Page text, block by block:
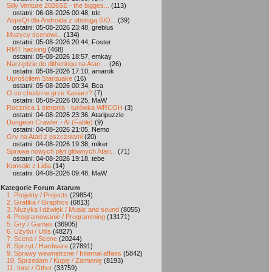
Silly Venture 2026SE - the bigges...
(113)
ostatni: 06-08-2026 00:48, tdc
AspeQt dla Androida z obsługą SIO...
(39)
ostatni: 05-08-2026 23:48, greblus
Muzycy scenowi...
(134)
ostatni: 05-08-2026 20:44, Foster
RMT hacking (468)
ostatni: 05-08-2026 18:57, emkay
Narzędzie do ditheringu na Atari ...
(26)
ostatni: 05-08-2026 17:10, amarok
Uprościłem Starquake (16)
ostatni: 05-08-2026 00:34, Bca
O co chodzi w grze Kasiarz? (7)
ostatni: 05-08-2026 00:25, MaW
Rocznica 1 sierpnia - turówka WRCOH (3)
ostatni: 04-08-2026 23:36, Ataripuzzle
Dungeon Crawler - AI (Fable) (9)
ostatni: 04-08-2026 21:05, Nemo
Gry na Atari z pszczołami (20)
ostatni: 04-08-2026 19:38, miker
Sprawa nowych płyt głównych Atari...
(71)
ostatni: 04-08-2026 19:18, tebe
Konsole z Lidla (14)
ostatni: 04-08-2026 09:48, MaW
Kategorie Forum Atarum
1. Projekty / Projects (29854)
2. Grafika / Graphics (6813)
3. Muzyka i dźwięk / Music and sound (8055)
4. Programowanie / Programming (13171)
5. Gry / Games (36905)
6. Użytki / Utils (4827)
7. Scena / Scene (20244)
8. Sprzęt / Hardware (27891)
9. Sprawy wewnętrzne / Internal affairs (5842)
10. Sprzedam / Kupię / Zamienię (8193)
11. Inne / Other (33759)